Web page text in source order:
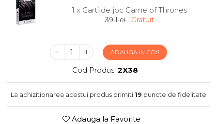
1 x Carti de joc Game of Thrones
39 LeiGratuit
ADAUGA IN COS
Cod Produs: 2X38
La achizitionarea acestui produs primiti 19 puncte de fidelitate
Adauga la Favorite